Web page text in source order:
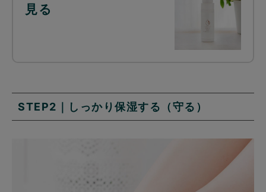
見る
STEP2｜しっかり保湿する（守る）